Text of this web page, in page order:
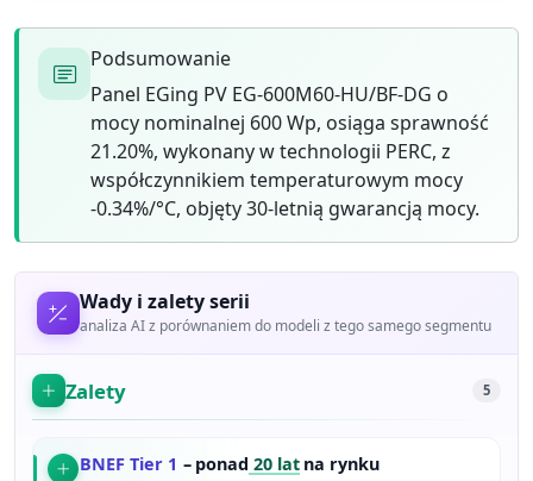
Podsumowanie
Panel EGing PV EG-600M60-HU/BF-DG o
mocy nominalnej 600 Wp, osiąga sprawność
21.20%, wykonany w technologii PERC, z
współczynnikiem temperaturowym mocy
-0.34%/°C, objęty 30-letnią gwarancją mocy.
Wady i zalety serii
analiza AI z porównaniem do modeli z tego samego segmentu
Zalety 5
BNEF Tier 1 – ponad 20 latna rynku